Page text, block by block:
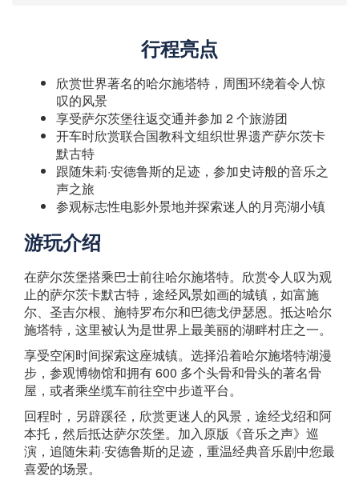
行程亮点
欣赏世界著名的哈尔施塔特，周围环绕着令人惊
叹的风景
享受萨尔茨堡往返交通并参加 2 个旅游团
开车时欣赏联合国教科文组织世界遗产萨尔茨卡
默古特
跟随朱莉·安德鲁斯的足迹，参加史诗般的音乐之
声之旅
参观标志性电影外景地并探索迷人的月亮湖小镇
游玩介绍
在萨尔茨堡搭乘巴士前往哈尔施塔特。欣赏令人叹为观
止的萨尔茨卡默古特，途经风景如画的城镇，如富施
尔、圣吉尔根、施特罗布尔和巴德戈伊瑟恩。抵达哈尔
施塔特，这里被认为是世界上最美丽的湖畔村庄之一。
享受空闲时间探索这座城镇。选择沿着哈尔施塔特湖漫
步，参观博物馆和拥有 600 多个头骨和骨头的著名骨
屋，或者乘坐缆车前往空中步道平台。
回程时，另辟蹊径，欣赏更迷人的风景，途经戈绍和阿
本托，然后抵达萨尔茨堡。加入原版《音乐之声》巡
演，追随朱莉·安德鲁斯的足迹，重温经典音乐剧中您最
喜爱的场景。